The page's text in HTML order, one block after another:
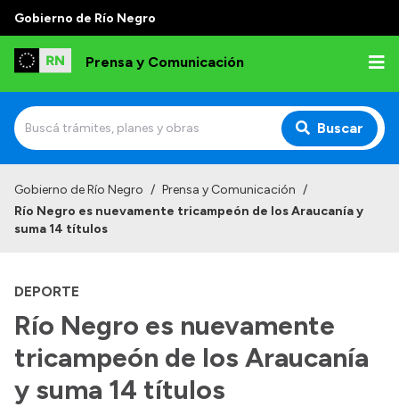
Gobierno de Río Negro
Prensa y Comunicación
Buscar
Institucional
Referentes de prensa
Archivo de noticias
Transparencia
Gobierno de Río Negro / Prensa y Comunicación /
Río Negro es nuevamente tricampeón de los Araucanía y
suma 14 títulos
DEPORTE
Río Negro es nuevamente
tricampeón de los Araucanía
y suma 14 títulos